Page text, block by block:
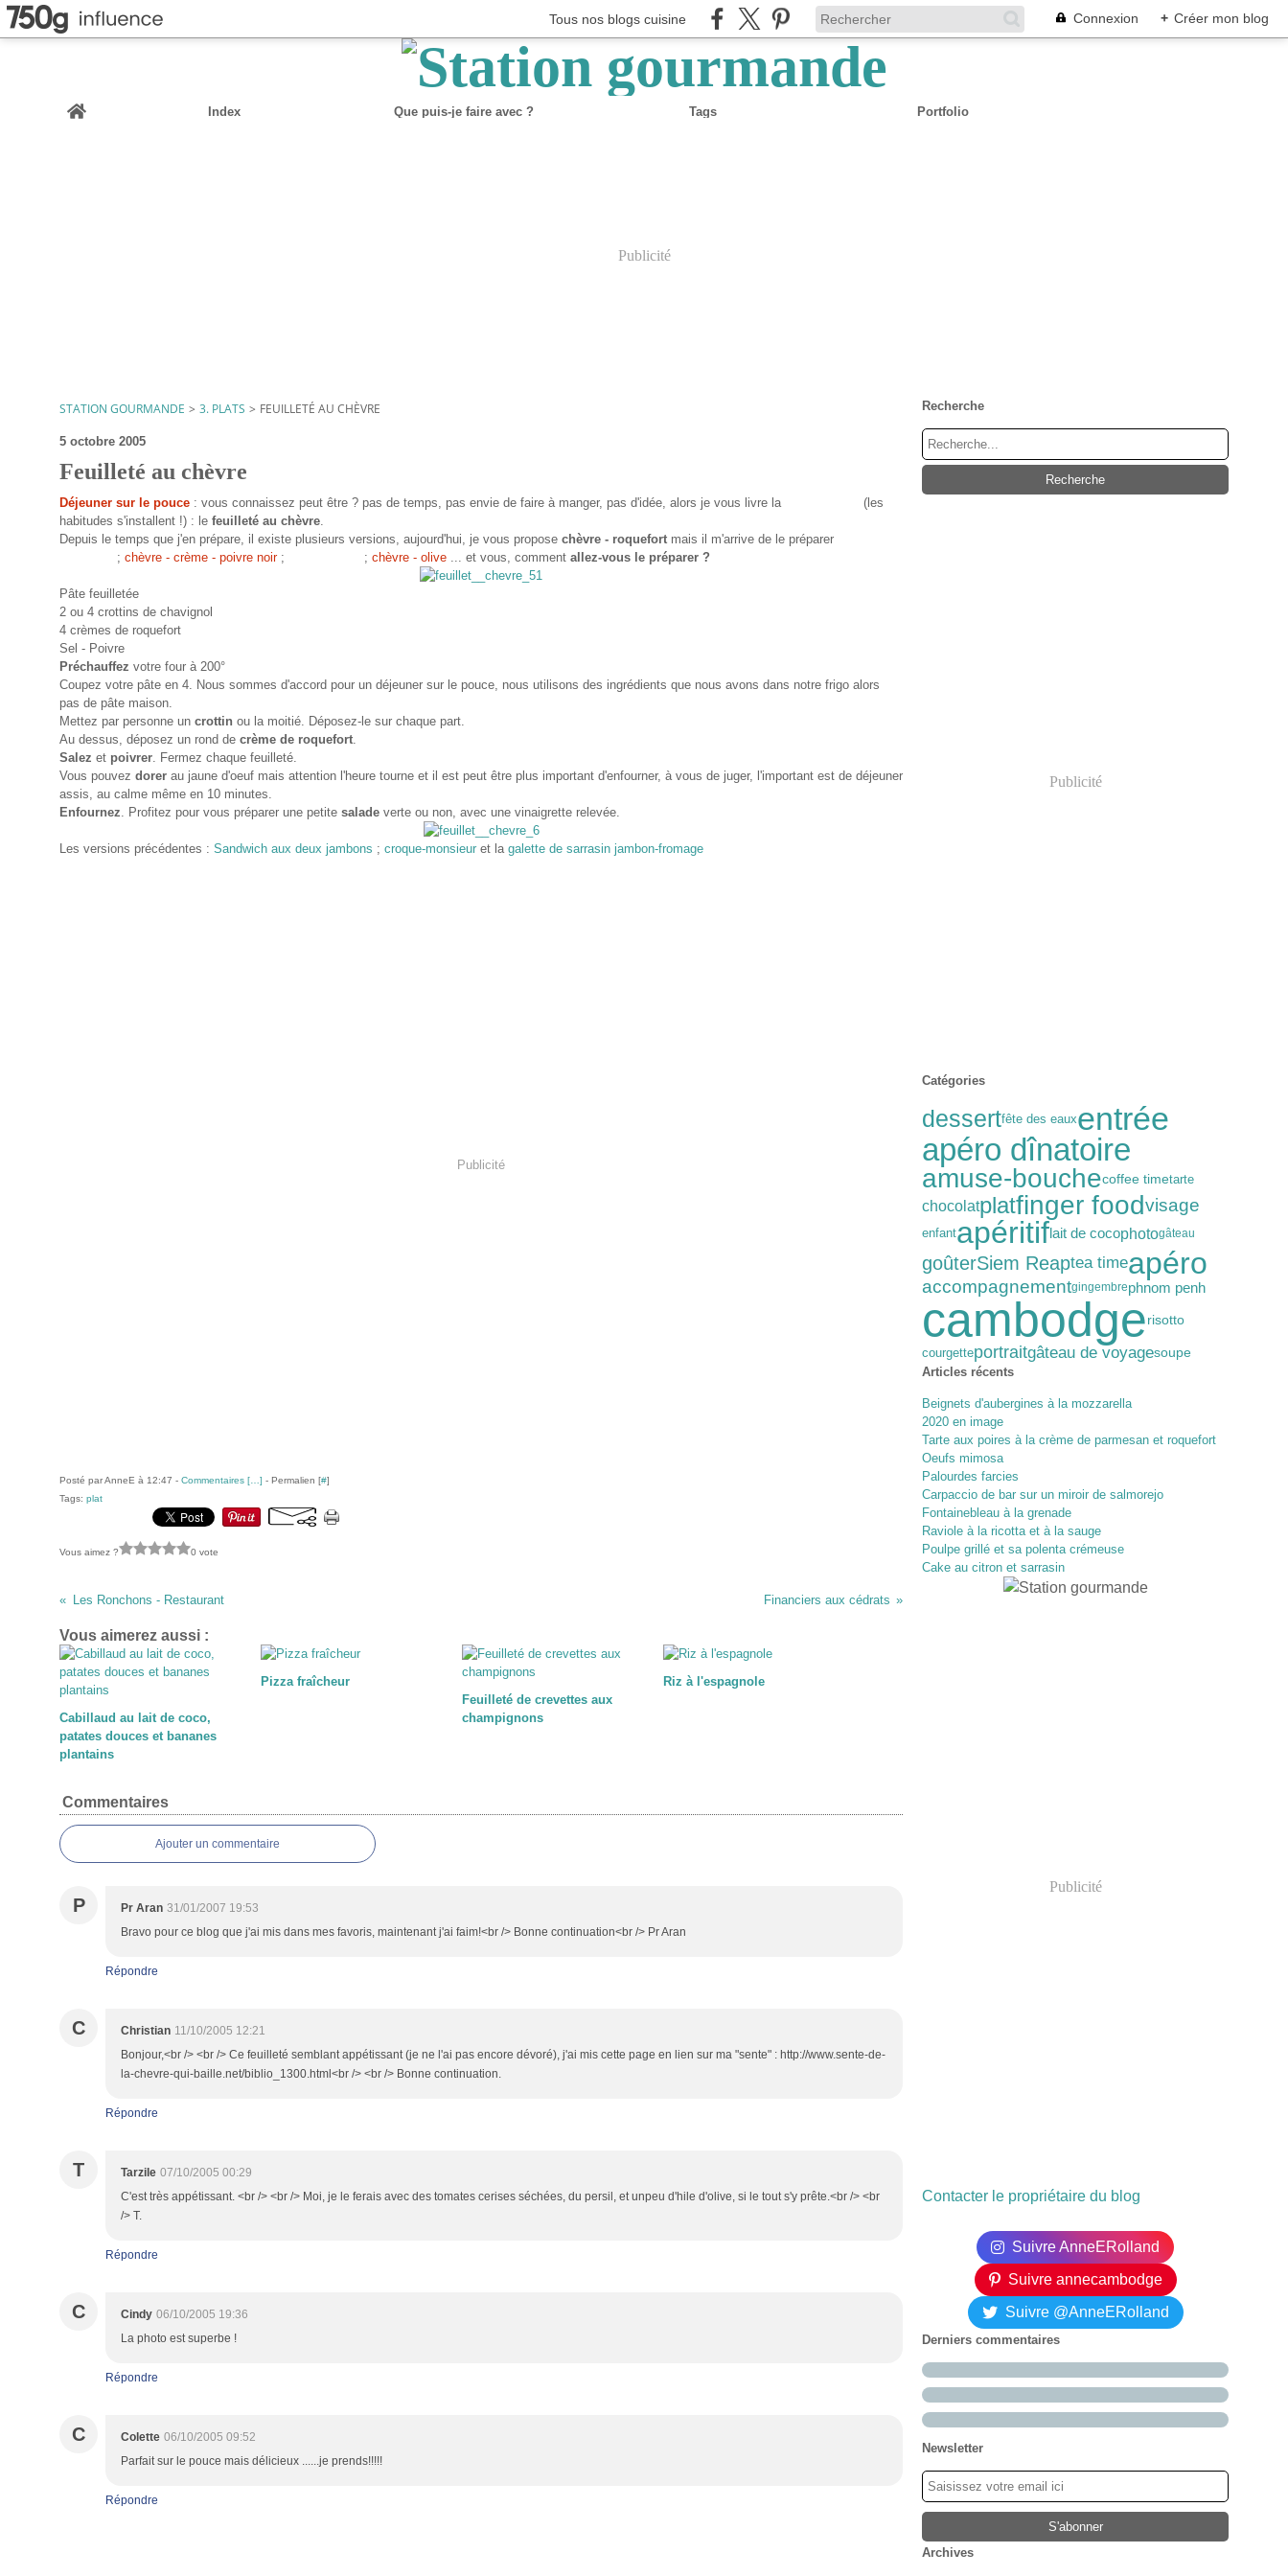
Tous nos blogs cuisine Connexion + Créer mon blog
Home
Index Que puis-je faire avec ? Tags Portfolio
Publicité
STATION GOURMANDE > 3. PLATS > FEUILLETÉ AU CHÈVRE
5 octobre 2005
Feuilleté au chèvre
Déjeuner sur le pouce : vous connaissez peut être ? pas de temps, pas envie de faire à manger, pas d'idée, alors je vous livre la
(les
habitudes s'installent !) : le feuilleté au chèvre.
Depuis le temps que j'en prépare, il existe plusieurs versions, aujourd'hui, je vous propose chèvre - roquefort mais il m'arrive de le préparer
; chèvre - crème - poivre noir; ; chèvre - olive ... et vous, comment allez-vous le préparer ?
Pâte feuilletée
2 ou 4 crottins de chavignol
4 crèmes de roquefort
Sel - Poivre
Préchauffez votre four à 200°
Coupez votre pâte en 4. Nous sommes d'accord pour un déjeuner sur le pouce, nous utilisons des ingrédients que nous avons dans notre frigo alors
pas de pâte maison.
Mettez par personne un crottin ou la moitié. Déposez-le sur chaque part.
Au dessus, déposez un rond de crème de roquefort.
Salez et poivrer. Fermez chaque feuilleté.
Vous pouvez dorer au jaune d'oeuf mais attention l'heure tourne et il est peut être plus important d'enfourner, à vous de juger, l'important est de déjeuner
assis, au calme même en 10 minutes.
Enfournez. Profitez pour vous préparer une petite salade verte ou non, avec une vinaigrette relevée.
Les versions précédentes : Sandwich aux deux jambons ; croque-monsieur et la galette de sarrasin jambon-fromage
Publicité
Posté par AnneE à 12:47 - Commentaires [ ] - Permalien [#]
Tags: plat
Vous aimez ? 0 vote
Les Ronchons - Restaurant Financiers aux cédrats
Vous aimerez aussi :
Cabillaud au lait de coco,
patates douces et bananes
plantains
Pizza fraîcheur
Feuilleté de crevettes aux
champignons
Riz à l'espagnole
Commentaires
Ajouter un commentaire
P Pr Aran 31/01/2007 19:53
Bravo pour ce blog que j'ai mis dans mes favoris, maintenant j'ai faim!<br /> Bonne continuation<br /> Pr Aran
Répondre
C Christian 11/10/2005 12:21
Bonjour,<br /> <br /> Ce feuilleté semblant appétissant (je ne l'ai pas encore dévoré), j'ai mis cette page en lien sur ma "sente" : http://www.sente-de-
la-chevre-qui-baille.net/biblio_1300.html<br /> <br /> Bonne continuation.
Répondre
T Tarzile 07/10/2005 00:29
C'est très appétissant. <br /> <br /> Moi, je le ferais avec des tomates cerises séchées, du persil, et unpeu d'hile d'olive, si le tout s'y prête.<br /> <br
/> T.
Répondre
C Cindy 06/10/2005 19:36
La photo est superbe !
Répondre
C Colette 06/10/2005 09:52
Parfait sur le pouce mais délicieux ......je prends!!!!!
Répondre
Recherche
Publicité
Catégories
dessertfête des eauxentrée
apéro dînatoire
amuse-bouchecoffee timetarte
chocolatplatfinger foodvisage
enfantapéritiflait de cocophotogâteau
goûterSiem Reaptea timeapéro
accompagnementgingembrephnom penh
cambodge risotto
courgetteportraitgâteau de voyagesoupe
Articles récents
Beignets d'aubergines à la mozzarella
2020 en image
Tarte aux poires à la crème de parmesan et roquefort
Oeufs mimosa
Palourdes farcies
Carpaccio de bar sur un miroir de salmorejo
Fontainebleau à la grenade
Raviole à la ricotta et à la sauge
Poulpe grillé et sa polenta crémeuse
Cake au citron et sarrasin
Publicité
Contacter le propriétaire du blog
Suivre AnneERolland
Suivre annecambodge
Suivre @AnneERolland
Derniers commentaires
Newsletter
Archives